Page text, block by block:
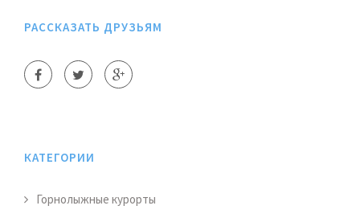
РАССКАЗАТЬ ДРУЗЬЯМ
КАТЕГОРИИ
Горнолыжные курорты